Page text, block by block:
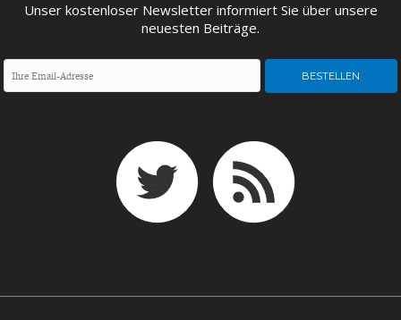
UNGLEICHHEIT UND
MACHT
EUROPA
Unser kostenloser Newsletter informiert Sie über unsere
neuesten Beiträge.